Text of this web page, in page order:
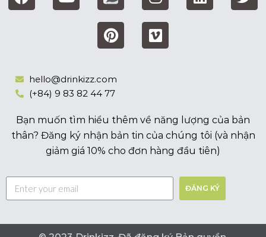
hello@drinkizz.com
(+84) 9 83 82 44 77
Bạn muốn tìm hiểu thêm về năng lượng của bản
thân? Đăng ký nhận bản tin của chúng tôi (và nhận
giảm giá 10% cho đơn hàng đầu tiên)
ĐĂNG KÝ